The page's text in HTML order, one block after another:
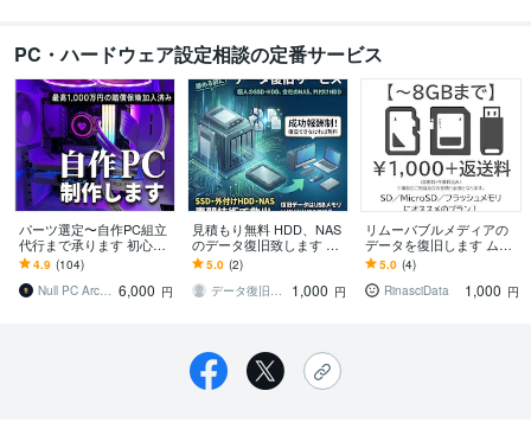
PC・ハードウェア設定相談の定番サービス
パーツ選定〜自作PC組立
代行まで承ります 初心者
でも安心！理想の自作PC
(自作パソコン)を丁寧に制
作
4.9 (104)
Null PC Architecture 6,000 円
見積もり無料 HDD、NAS
のデータ復旧致します ど
うしても取り出したい！
をサポート！できない場
合は無料！
5.0 (2)
データ復旧屋さん
1,000 円
リムーバブルメディアの
データを復旧します ムダ
を省き、低価格化にこだ
わりました。
5.0 (4)
RinasciData
1,000 円